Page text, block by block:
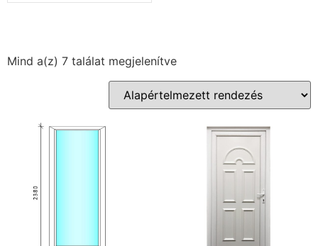
Mind a(z) 7 találat megjelenítve